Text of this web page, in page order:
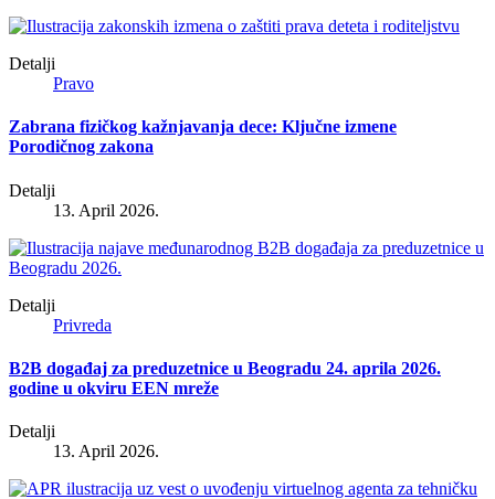
Detalji
Pravo
Zabrana fizičkog kažnjavanja dece: Ključne izmene
Porodičnog zakona
Detalji
13. April 2026.
Detalji
Privreda
B2B događaj za preduzetnice u Beogradu 24. aprila 2026.
godine u okviru EEN mreže
Detalji
13. April 2026.